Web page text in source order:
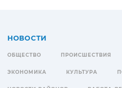
НОВОСТИ
ОБЩЕСТВО ПРОИСШЕСТВИЯ
ЭКОНОМИКА КУЛЬТУРА